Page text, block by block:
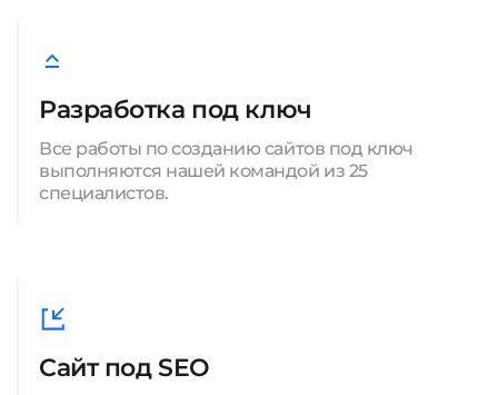
Разработка под ключ
Все работы по созданию сайтов под ключ
выполняются нашей командой из 25
специалистов.
Сайт под SEO